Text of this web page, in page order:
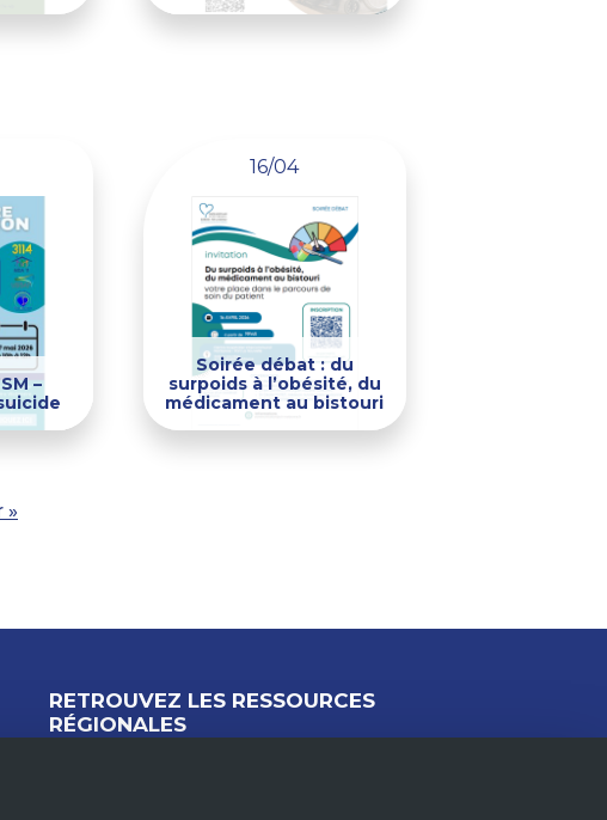
–
16/04
Soirée débat : du
surpoids à l’obésité, du
médicament au bistouri
»
RETROUVEZ LES RESSOURCES
RÉGIONALES